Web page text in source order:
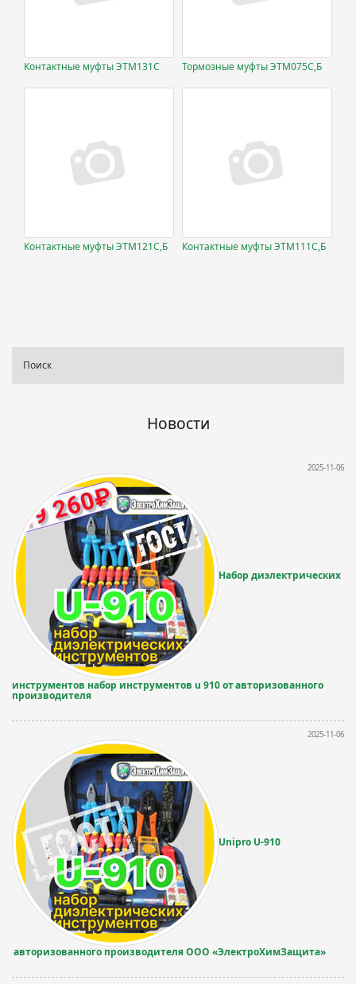
Контактные муфты ЭТМ131С Тормозные муфты ЭТМ075С,Б
Контактные муфты ЭТМ121С,Б Контактные муфты ЭТМ111С,Б
Новости
2025-11-06
Набор диэлектрических
инструментов набор инструментов u 910 от авторизованного
производителя
2025-11-06
Unipro U-910
авторизованного производителя ООО «ЭлектроХимЗащита»